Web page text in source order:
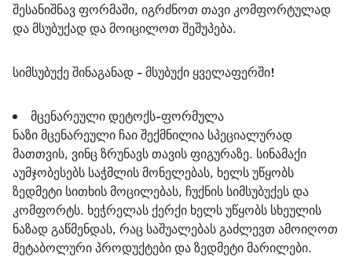
შესანიშნავ ფორმაში, იგრძნოთ თავი კომფორტულად
და მსუბუქად და მოიცილოთ შეშუპება.
სიმსუბუქე შინაგანად - მსუბუქი ყველაფერში!
მცენარეული დეტოქს-ფორმულა
ნაზი მცენარეული ჩაი შექმნილია სპეციალურად
მათთვის, ვინც ზრუნავს თავის ფიგურაზე. სინამაქი
აუმჯობესებს საჭმლის მონელებას, ხელს უწყობს
ზედმეტი სითხის მოცილებას, ჩუქნის სიმსუბუქეს და
კომფორტს. ხეჭრელას ქერქი ხელს უწყობს სხეულის
ნაზად გაწმენდას, რაც საშუალებას გაძლევთ ამოიღოთ
მეტაბოლური პროდუქტები და ზედმეტი მარილები.